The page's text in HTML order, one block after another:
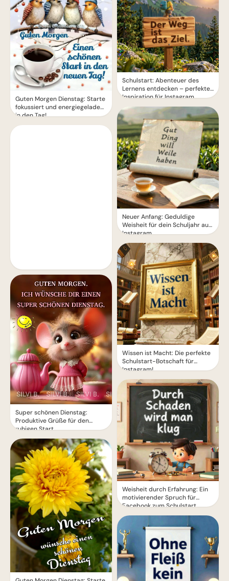
Guten Morgen Dienstag: Starte
fokussiert und energiegeladen
in den Tag!
Super schönen Dienstag:
Produktive Grüße für den
ruhigen Start
Schulstart: Abenteuer des
Lernens entdecken – perfekte
Inspiration für Instagram
Neuer Anfang: Geduldige
Weisheit für dein Schuljahr auf
Instagram.
Wissen ist Macht: Die perfekte
Schulstart-Botschaft für
Instagram!
Weisheit durch Erfahrung: Ein
motivierender Spruch für
Facebook zum Schulstart.